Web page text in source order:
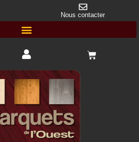
Nous contacter